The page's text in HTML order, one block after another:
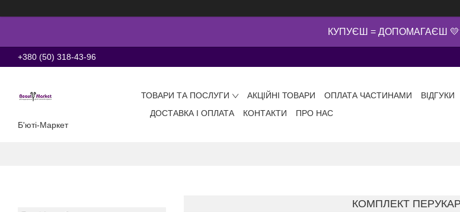
КУПУЄШ = ДОПОМАГАЄШ
+380 (50) 318-43-96
Б'юті-Маркет
ТОВАРИ ТА ПОСЛУГИ АКЦІЙНІ ТОВАРИ ОПЛАТА ЧАСТИНАМИ ВІДГУКИ
ДОСТАВКА І ОПЛАТА
КОНТАКТИ ПРО НАС
КОМПЛЕКТ